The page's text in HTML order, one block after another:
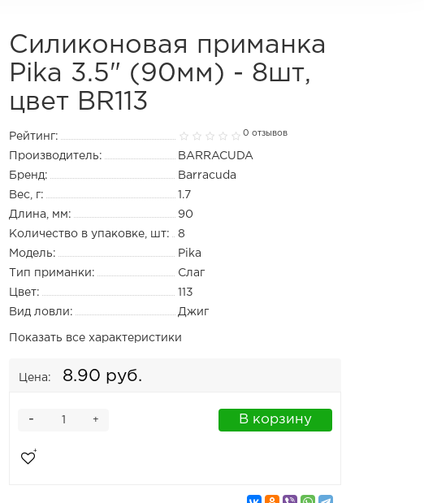
Силиконовая приманка
Pika 3.5" (90мм) - 8шт,
цвет BR113
Рейтинг: 0 отзывов
Производитель:
BARRACUDA
Бренд:
Barracuda
Вес, г:
1.7
Длина, мм:
90
Количество в упаковке, шт:
8
Модель:
Pika
Тип приманки:
Слаг
Цвет:
113
Вид ловли:
Джиг
Показать все характеристики
Цена: 8.90 руб.
+
- В корзину